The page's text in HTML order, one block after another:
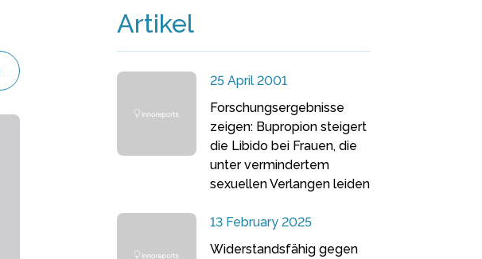
Artikel
25 April 2001
Forschungsergebnisse
zeigen: Bupropion steigert
die Libido bei Frauen, die
unter vermindertem
sexuellen Verlangen leiden
13 February 2025
Widerstandsfähig gegen